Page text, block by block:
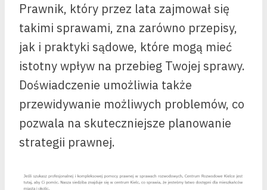
Prawnik, który przez lata zajmował się
takimi sprawami, zna zarówno przepisy,
jak i praktyki sądowe, które mogą mieć
istotny wpływ na przebieg Twojej sprawy.
Doświadczenie umożliwia także
przewidywanie możliwych problemów, co
pozwala na skuteczniejsze planowanie
strategii prawnej.